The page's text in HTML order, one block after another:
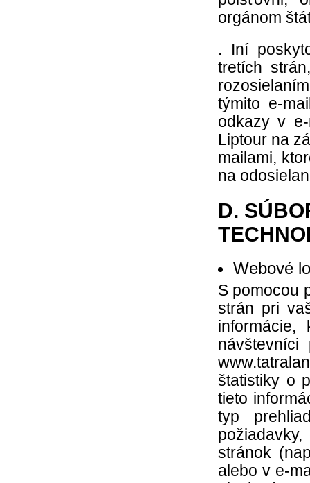
orgánom
. Iní
tretích
týmito e-
odkazy v
Liptour na
mailami,
na
D.
Webové
S pomocou
strán pri
návštevníci
štatistiky o
tieto
typ
stránok
alebo v e-